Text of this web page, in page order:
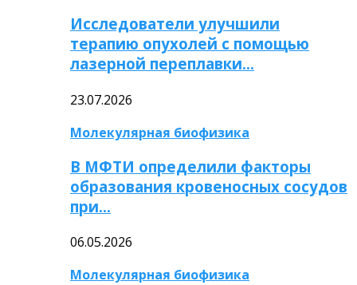
Исследователи улучшили
терапию опухолей с помощью
лазерной переплавки…
23.07.2026
Молекулярная биофизика
В МФТИ определили факторы
образования кровеносных сосудов
при…
06.05.2026
Молекулярная биофизика